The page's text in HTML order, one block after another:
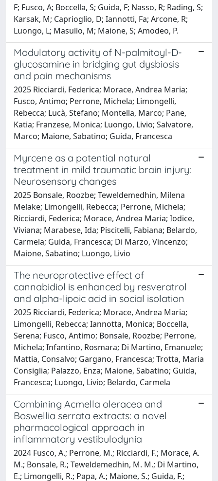
F; Fusco, A; Boccella, S; Guida, F; Nasso, R; Rading, S;
Karsak, M; Caprioglio, D; Iannotti, Fa; Arcone, R;
Luongo, L; Masullo, M; Maione, S; Amodeo, P.
Modulatory activity of N-palmitoyl-D-
glucosamine in bridging gut dysbiosis
and pain mechanisms
2025 Ricciardi, Federica; Morace, Andrea Maria;
Fusco, Antimo; Perrone, Michela; Limongelli,
Rebecca; Lucà, Stefano; Montella, Marco; Pane,
Katia; Franzese, Monica; Luongo, Livio; Salvatore,
Marco; Maione, Sabatino; Guida, Francesca
Myrcene as a potential natural
treatment in mild traumatic brain injury:
Neurosensory changes
2025 Bonsale, Roozbe; Teweldemedhin, Milena
Melake; Limongelli, Rebecca; Perrone, Michela;
Ricciardi, Federica; Morace, Andrea Maria; Iodice,
Viviana; Marabese, Ida; Piscitelli, Fabiana; Belardo,
Carmela; Guida, Francesca; Di Marzo, Vincenzo;
Maione, Sabatino; Luongo, Livio
The neuroprotective effect of
cannabidiol is enhanced by resveratrol
and alpha-lipoic acid in social isolation
2025 Ricciardi, Federica; Morace, Andrea Maria;
Limongelli, Rebecca; Iannotta, Monica; Boccella,
Serena; Fusco, Antimo; Bonsale, Roozbe; Perrone,
Michela; Infantino, Rosmara; Di Martino, Emanuele;
Mattia, Consalvo; Gargano, Francesca; Trotta, Maria
Consiglia; Palazzo, Enza; Maione, Sabatino; Guida,
Francesca; Luongo, Livio; Belardo, Carmela
Combining Acmella oleracea and
Boswellia serrata extracts: a novel
pharmacological approach in
inflammatory vestibulodynia
2024 Fusco, A.; Perrone, M.; Ricciardi, F.; Morace, A.
M.; Bonsale, R.; Teweldemedhin, M. M.; Di Martino,
E.; Limongelli, R.; Papa, A.; Maione, S.; Guida, F.;